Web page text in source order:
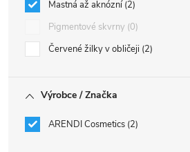
Mastná až aknózní 2
Pigmentové skvrny 0
Červené žilky v obličeji 2
Výrobce / Značka
ARENDI Cosmetics 2